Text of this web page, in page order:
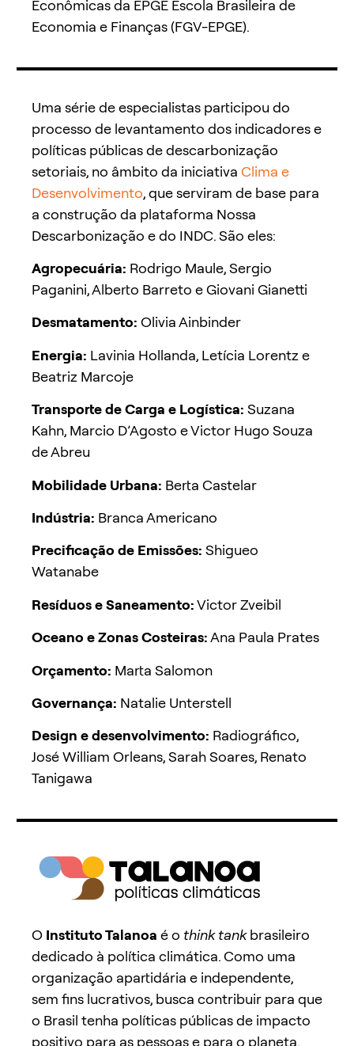
Econômicas da EPGE Escola Brasileira de
Economia e Finanças (FGV-EPGE).
Uma série de especialistas participou do
processo de levantamento dos indicadores e
políticas públicas de descarbonização
setoriais, no âmbito da iniciativa Clima e
Desenvolvimento, que serviram de base para
a construção da plataforma Nossa
Descarbonização e do INDC. São eles:
Agropecuária: Rodrigo Maule, Sergio
Paganini, Alberto Barreto e Giovani Gianetti
Desmatamento: Olivia Ainbinder
Energia: Lavinia Hollanda, Letícia Lorentz e
Beatriz Marcoje
Transporte de Carga e Logística: Suzana
Kahn, Marcio D’Agosto e Victor Hugo Souza
de Abreu
Mobilidade Urbana: Berta Castelar
Indústria: Branca Americano
Precificação de Emissões: Shigueo
Watanabe
Resíduos e Saneamento:Victor Zveibil
Oceano e Zonas Costeiras:Ana Paula Prates
Orçamento: Marta Salomon
Governança: Natalie Unterstell
Design e desenvolvimento: Radiográfico,
José William Orleans, Sarah Soares, Renato
Tanigawa
O Instituto Talanoa é o think tankbrasileiro
dedicado à política climática. Como uma
organização apartidária e independente,
sem fins lucrativos, busca contribuir para que
o Brasil tenha políticas públicas de impacto
positivo para as pessoas e para o planeta.